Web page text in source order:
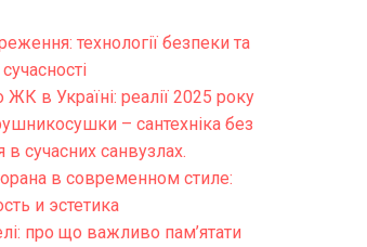
технології безпеки та
ЖК в Україні: реалії 2025 року
– сантехніка без
в сучасних санвузлах.
в современном стиле:
и эстетика
про що важливо пам’ятати